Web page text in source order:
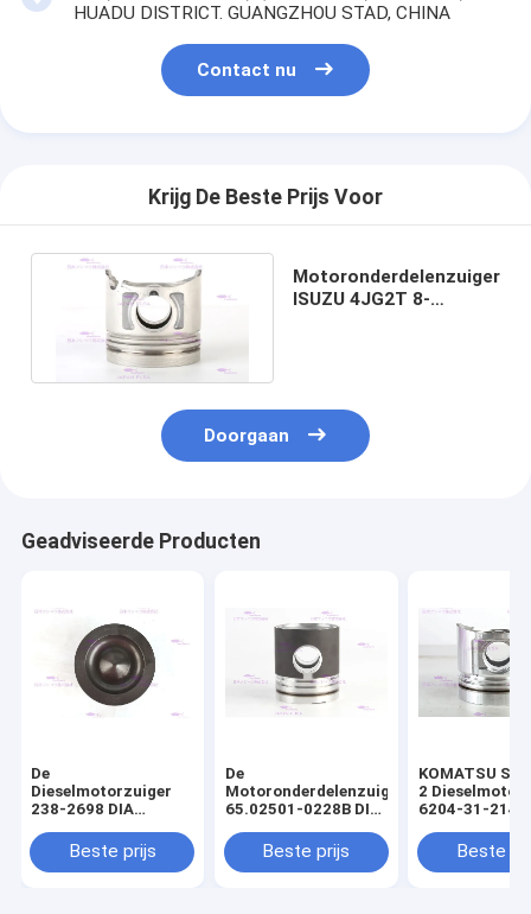
HUADU DISTRICT. GUANGZHOU STAD, CHINA
Contact nu
Krijg De Beste Prijs Voor
Motoronderdelenzuiger
ISUZU 4JG2T 8-
Doorgaan
Geadviseerde Producten
De
Dieselmotorzuiger
238-2698 DIA
CATERPILLARR C7
Beste prijs
De
Motoronderdelenzuiger
65.02501-0228B DIA
DE08TBeste prijs
KOMATSU
2
6204-31-2141
Beste